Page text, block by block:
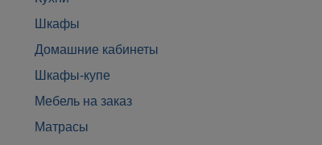
Шкафы
Домашние кабинеты
Шкафы-купе
Мебель на заказ
Матрасы